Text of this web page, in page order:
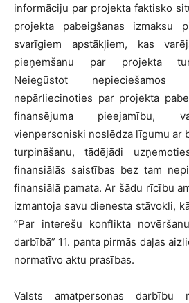
informāciju par projekta faktisko
projekta pabeigšanas izmaksu
svarīgiem apstākļiem, kas
pieņemšanu par projekta
Neiegūstot nepieciešamos
nepārliecinoties par projekta
finansējuma pieejamību,
vienpersoniski noslēdza līgumu ar
turpināšanu, tādējādi
finansiālās saistības bez tam
finansiālā pamata. Ar šādu rīcību
izmantoja savu dienesta stāvokli,
“Par interešu konflikta
darbībā” 11. panta pirmās daļas
normatīvo aktu prasības.
Valsts amatpersonas darbību